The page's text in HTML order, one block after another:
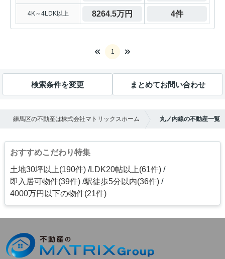
4K～4LDK以上 8264.5万円 4件
1
検索条件を変更 まとめてお問い合わせ
練馬区の不動産は株式会社マトリックスホーム 丸ノ内線の不動産一覧
おすすめこだわり特集
土地30坪以上(190件) LDK20帖以上(61件)
即入居可物件(39件) 駅徒歩5分以内(36件)
4000万円以下の物件(21件)